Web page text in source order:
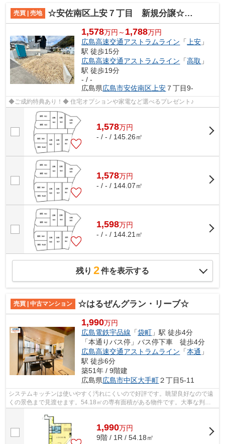
売買 | 売地 ☆安佐南区上安７丁目 新規分譲☆土地
1,578万円～ 1,788万円
広島高速交通アストラムライン 「 上安 」
駅 徒歩15分
広島高速交通アストラムライン 「高取 」
駅 徒歩19分
- / -
広島県広島市安佐南区 上安 ７丁目9-
◆ご成約特典あり！◆ 住宅オプションや家電など選べるプレゼント♪
1,578万円
- / - / 145.26㎡
1,578万円
- / - / 144.07㎡
1,598万円
- / - / 144.21㎡
残り 2件を表示する
売買 | 中古マンション ☆はるぜんグラン・リーブ☆
1,990万円
広島電鉄宇品線 「袋町 」駅 徒歩4分
「本通りバス停」バス停下車 徒歩4分
広島高速交通アストラムライン 「本通 」
駅 徒歩6分
築51年 / 9階建
広島県広島市中区大手町２丁目5-11
システムキッチンは使いやすく汚れにくいので好評です。眺望良好なので遠
くの景色まで見渡せます。54.18㎡の専有面積がある物件です。大事な判断
基準でもある購入価格が、1,990万円の...
1,990万円
9階 / 1R / 54.18㎡